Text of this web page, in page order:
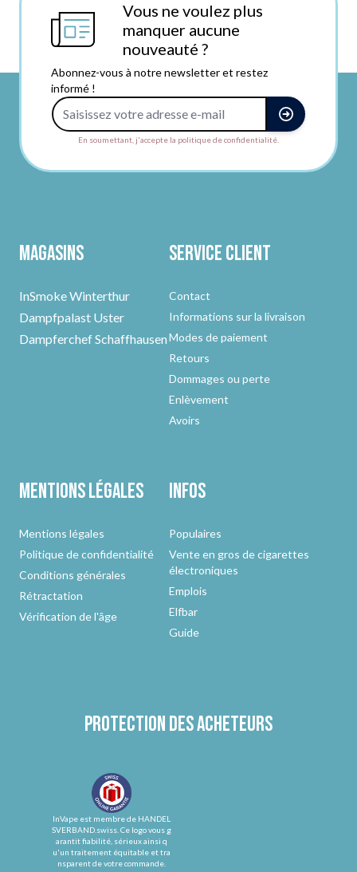
Vous ne voulez plus
manquer aucune
nouveauté ?
Abonnez-vous à notre newsletter et restez
informé !
En soumettant, j'accepte la politique de confidentialité.
Magasins
InSmoke Winterthur
Dampfpalast Uster
Dampferchef Schaffhausen
Service client
Contact
Informations sur la livraison
Modes de paiement
Retours
Dommages ou perte
Enlèvement
Avoirs
Mentions légales
Mentions légales
Politique de confidentialité
Conditions générales
Rétractation
Vérification de l'âge
Infos
Populaires
Vente en gros de cigarettes
électroniques
Emplois
Elfbar
Guide
Protection des acheteurs
InVape est membre de HANDEL
SVERBAND.swiss. Ce logo vous g
arantit fiabilité, sérieux ainsi q
u'un traitement équitable et tra
nsparent de votre commande.